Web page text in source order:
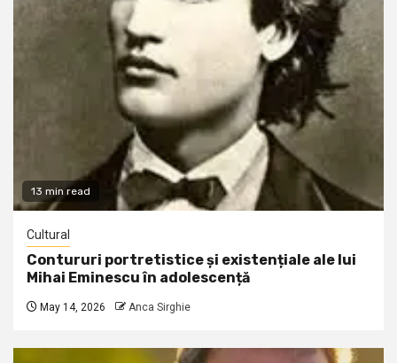
13 min read
Cultural
Contururi portretistice și existențiale ale lui
Mihai Eminescu în adolescență
May 14, 2026 Anca Sirghie